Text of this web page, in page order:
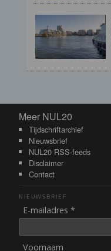
Meer NUL20
Meer NUL20
Tijdschriftarchief
Nieuwsbrief
NUL20 RSS-feeds
Disclaimer
Contact
NIEUWSBRIEF
E-mailadres *
Voornaam